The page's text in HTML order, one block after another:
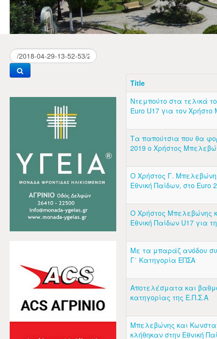
Title
Ντεμπούτο στα τελικά
Euro U17 για τον
Τα παπούτσια που θα
2019 o Χρήστος
Ο Χρήστος Γ.
Εθνική Παίδων, στο Euro
Ο Χρήστος Μπελεβώνης
Εθνική Παίδων U17 για
Με τα μπαράζ ανόδου
Γ΄ Κατηγορία ΕΠΣΑ
Αποτελέσματα και
κατηγορίας της Ε.Π.Σ.Α
Μπελεβώνης και
κλήθηκαν στην Εθνική